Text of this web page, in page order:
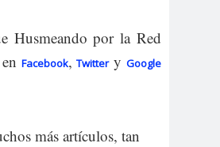
Husmeando por la Red
Facebook,TwitteryGoogle
más artículos, tan